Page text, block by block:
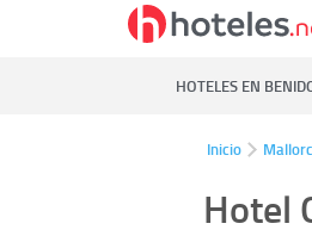
HOTELES EN
Inicio
Hotel